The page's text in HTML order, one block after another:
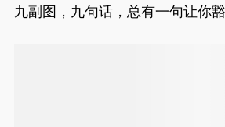
九副图，九句话，总有一句让你